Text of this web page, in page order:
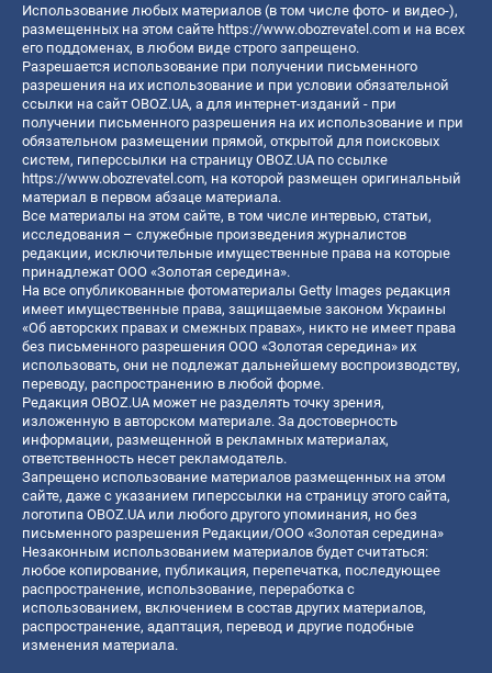
Использование любых материалов (в том числе фото- и видео-),
размещенных на этом сайте https://www.obozrevatel.com и на всех
его поддоменах, в любом виде строго запрещено.
Разрешается использование при получении письменного
разрешения на их использование и при условии обязательной
ссылки на сайт OBOZ.UA, а для интернет-изданий - при
получении письменного разрешения на их использование и при
обязательном размещении прямой, открытой для поисковых
систем, гиперссылки на страницу OBOZ.UA по ссылке
https://www.obozrevatel.com, на которой размещен оригинальный
материал в первом абзаце материала.
Все материалы на этом сайте, в том числе интервью, статьи,
исследования – служебные произведения журналистов
редакции, исключительные имущественные права на которые
принадлежат ООО «Золотая середина».
На все опубликованные фотоматериалы Getty Images редакция
имеет имущественные права, защищаемые законом Украины
«Об авторских правах и смежных правах», никто не имеет права
без письменного разрешения ООО «Золотая середина» их
использовать, они не подлежат дальнейшему воспроизводству,
переводу, распространению в любой форме.
Редакция OBOZ.UA может не разделять точку зрения,
изложенную в авторском материале. За достоверность
информации, размещенной в рекламных материалах,
ответственность несет рекламодатель.
Запрещено использование материалов размещенных на этом
сайте, даже с указанием гиперссылки на страницу этого сайта,
логотипа OBOZ.UA или любого другого упоминания, но без
письменного разрешения Редакции/ООО «Золотая середина»
Незаконным использованием материалов будет считаться:
любое копирование, публикация, перепечатка, последующее
распространение, использование, переработка с
использованием, включением в состав других материалов,
распространение, адаптация, перевод и другие подобные
изменения материала.